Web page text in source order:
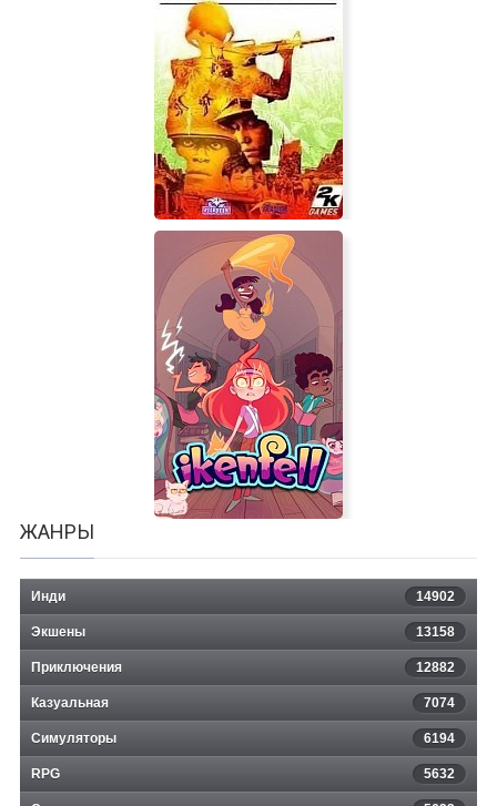
The Legend of Heroes: Trails from
Zero
Vietcong 2
ЖАНРЫ
Инди 14902
Экшены 13158
Приключения 12882
Казуальная 7074
Симуляторы 6194
RPG 5632